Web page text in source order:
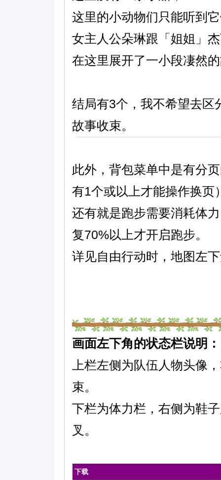
这里的小动物们只能听到
女主人公朵琳跟「姐姐」
在这里展开了一小段凄然
结局有3个，我不希望去区
故事收束。
此外，背包菜单中是有分
有1个或以上才能操作换页
还有就是跑步需要消耗体
复70%以上才开启跑步。
详见自由行动时，地图左
画面左下角的状态栏说明：
上栏左侧为队伍人物头像
束。
下栏为体力栏，右侧为鞋
叉。
下载